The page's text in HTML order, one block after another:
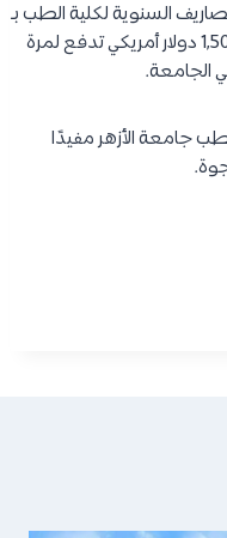
السنوية لكلية الطب بـ
6,000 دولار أمريكي سنويًا بالإضافة إلى 1,500 دولار أمريكي تدفع لمرة
الجامعة.
جامعة الأزهر مفيدًا